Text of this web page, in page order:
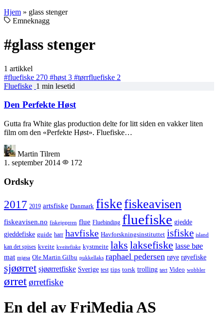
Hjem » glass stenger
Emneknagg
#glass stenger
1 artikkel
#fluefiske 270 #høst 3 #tørrfluefiske 2
Fluefiske 1 min lesetid
Den Perfekte Høst
Gutta fra White glas production delte for litt siden en vakker liten
film om den «Perfekte Høst». Fluefiske…
Martin Tilrem
1. september 2014
172
Ordsky
2017 2019 artsfiske Danmark fiskefiskeavisen
fiskeavisen.no fiskejegeren flue Fluebinding fluefiske gjedde
gjeddefiske guide harr havfiske Havforskningsinstituttet isfiske island
kan det spises kveite kveitefiske kystmeite laks laksefiske lasse bøe
mat mjøsa Ole Martin Gilbu pukkellaks raphael pedersen røye røyefiske
sjøørret sjøørretfiske Sverige test tips torsk trolling tørt Video wobbler
ørretørretfiske
En del av FriMedia AS